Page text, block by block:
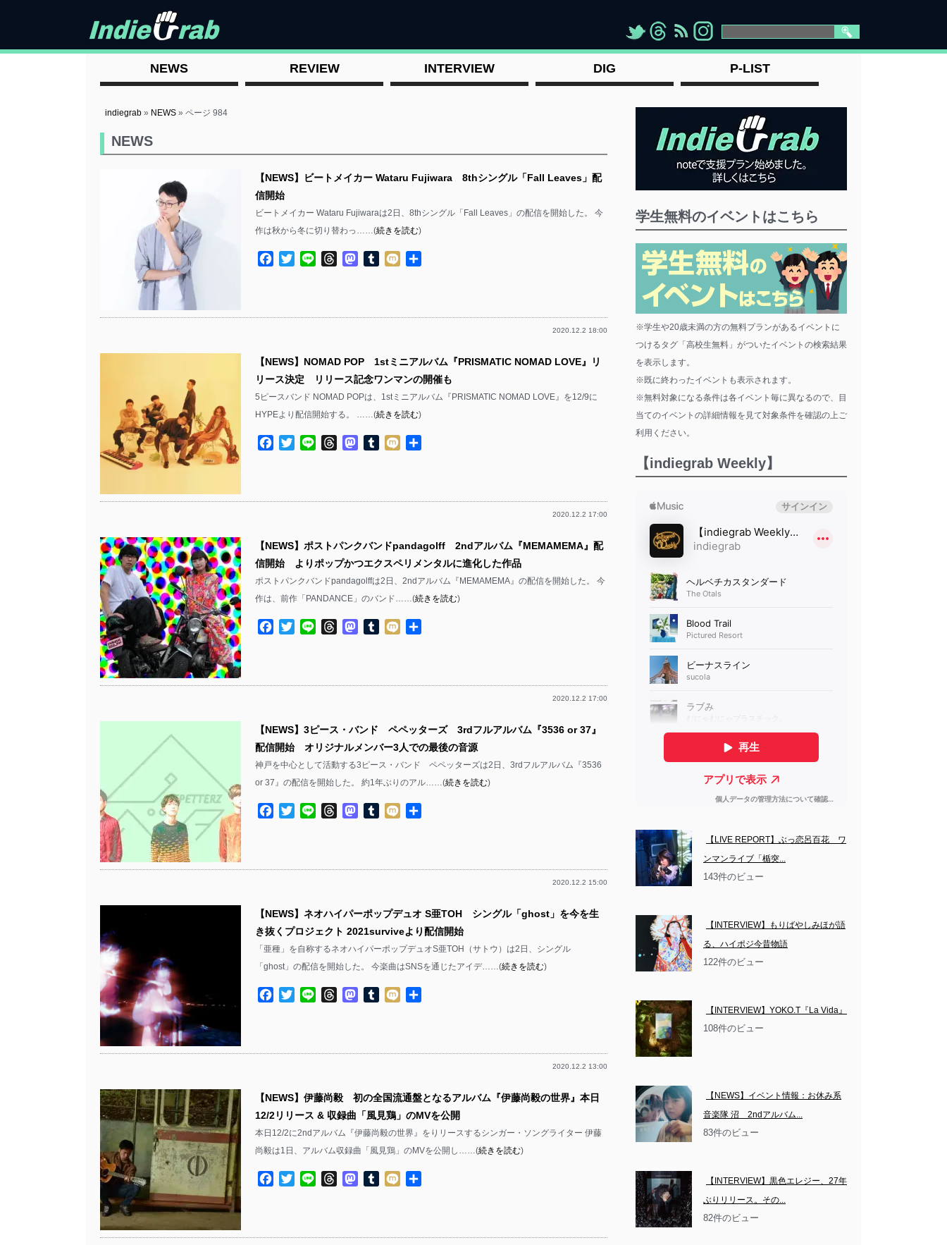
"> "> "> " >
NEWS REVIEW INTERVIEW DIG P-LIST
indiegrab » NEWS »ページ 984
NEWS
【NEWS】ビートメイカー Wataru Fujiwara 8thシングル「Fall Leaves」配
信開始
ビートメイカー Wataru Fujiwaraは2日、8thシングル「Fall Leaves」の配信を開始した。 今
作は秋から冬に切り替わっ……(続きを読む)
Facebook
TwitterLine ThreadsMastodon
TumblrMixi
2020.12.2 18:00
【NEWS】NOMAD POP 1stミニアルバム『PRISMATIC NOMAD LOVE』リ
リース決定 リリース記念ワンマンの開催も
5ピースバンド NOMAD POPは、1stミニアルバム『PRISMATIC NOMAD LOVE』を12/9に
HYPEより配信開始する。 ……(続きを読む)
Facebook
TwitterLine ThreadsMastodon
TumblrMixi
2020.12.2 17:00
【NEWS】ポストパンクバンドpandagolff 2ndアルバム『MEMAMEMA』配
信開始 よりポップかつエクスペリメンタルに進化した作品
ポストパンクバンドpandagolffは2日、2ndアルバム『MEMAMEMA』の配信を開始した。 今
作は、前作「PANDANCE」のバンド……(続きを読む)
Facebook
TwitterLine ThreadsMastodon
TumblrMixi
2020.12.2 17:00
【NEWS】3ピース・バンド ペペッターズ 3rdフルアルバム『3536 or 37』
配信開始 オリジナルメンバー3人での最後の音源
神戸を中心として活動する3ピース・バンド ペペッターズは2日、3rdフルアルバム『3536
or 37』の配信を開始した。 約1年ぶりのアル……(続きを読む)
Facebook
TwitterLine ThreadsMastodon
TumblrMixi
2020.12.2 15:00
【NEWS】ネオハイパーポップデュオ S亜TOH シングル「ghost」を今を生
き抜くプロジェクト 2021surviveより配信開始
「亜種」を自称するネオハイパーポップデュオS亜TOH（サトウ）は2日、シングル
「ghost」の配信を開始した。 今楽曲はSNSを通じたアイデ……(続きを読む)
Facebook
TwitterLine ThreadsMastodon
TumblrMixi
2020.12.2 13:00
【NEWS】伊藤尚毅 初の全国流通盤となるアルバム『伊藤尚毅の世界』本日
12/2リリース & 収録曲「風見鶏」のMVを公開
本日12/2に2ndアルバム『伊藤尚毅の世界』をりリースするシンガー・ソングライター 伊藤
尚毅は1日、アルバム収録曲「風見鶏」のMVを公開し……(続きを読む)
Facebook
TwitterLine ThreadsMastodon
TumblrMixi
学生無料のイベントはこちら
※学生や20歳未満の方の無料プランがあるイベントに
つけるタグ「高校生無料」がついたイベントの検索結果
を表示します。
※既に終わったイベントも表示されます。
※無料対象になる条件は各イベント毎に異なるので、目
当てのイベントの詳細情報を見て対象条件を確認の上ご
利用ください。
【indiegrab Weekly】
【LIVE REPORT】ぶっ恋呂百花　ワ
ンマンライブ「楯突...
143件のビュー
【INTERVIEW】もりばやしみほが語
る、ハイポジ今昔物語
122件のビュー
【INTERVIEW】YOKO.T『La Vida』
108件のビュー
【NEWS】イベント情報：お休み系
音楽隊 沼　2ndアルバム...
83件のビュー
【INTERVIEW】黒色エレジー、27年
ぶりリリース。その...
82件のビュー